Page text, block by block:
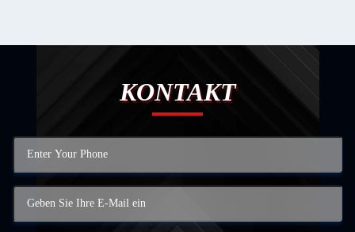
KONTAKT